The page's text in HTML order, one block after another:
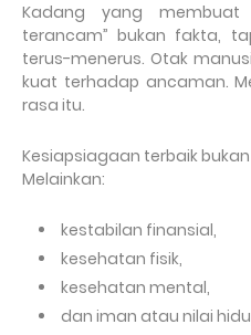
Kadang yang membuat
terancam” bukan fakta,
terus-menerus. Otak
kuat terhadap ancaman.
rasa itu.
Kesiapsiagaan terbaik
Melainkan:
kestabilan finansial,
kesehatan fisik,
kesehatan mental,
dan iman atau nilai